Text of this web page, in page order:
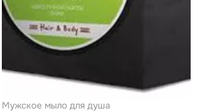
Мужское мыло для душа